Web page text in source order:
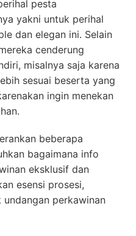
pesta
yakni untuk perihal
dan elegan ini. Selain
cenderung
misalnya saja karena
sesuai beserta yang
ingin menekan
beberapa
bagaimana info
eksklusif dan
esensi prosesi,
perkawinan